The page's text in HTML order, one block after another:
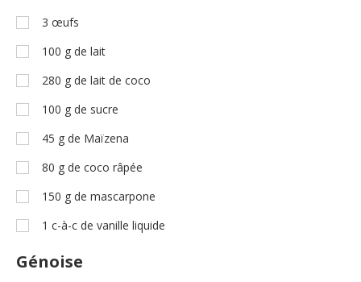
3 œufs
100 g de lait
280 g de lait de coco
100 g de sucre
45 g de Maïzena
80 g de coco râpée
150 g de mascarpone
1 c-à-c de vanille liquide
Génoise